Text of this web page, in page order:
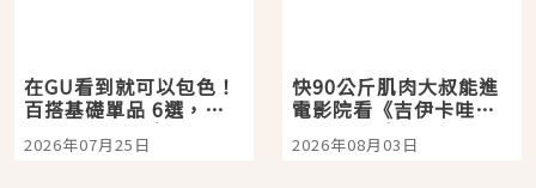
在GU看到就可以包色！
百搭基礎單品 6選，閉
眼全收也不心疼
2026年07月25日
快90公斤肌肉大叔能進
電影院看《吉伊卡哇》
嗎？日本重金屬樂團
「打首」會長與nagano
2026年08月03日